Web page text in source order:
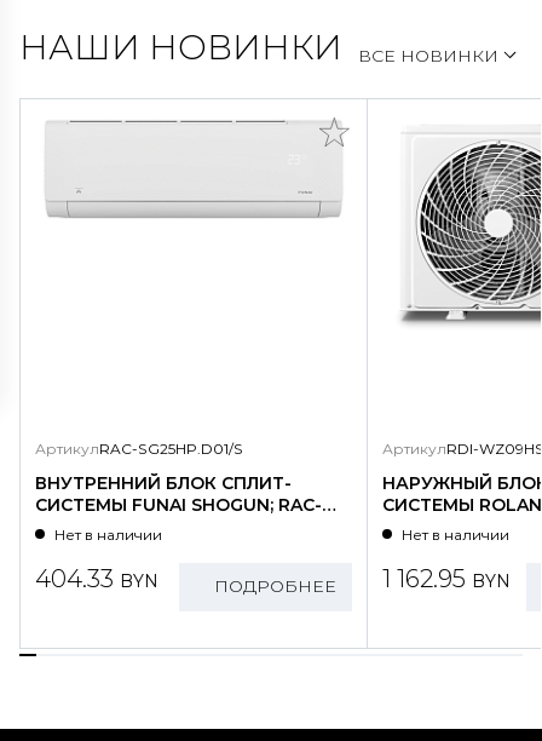
НАШИ НОВИНКИ ВСЕ НОВИНКИ
АртикулRAC-SG25HP.D01/S
ВНУТРЕННИЙ БЛОК СПЛИТ-
СИСТЕМЫ FUNAI SHOGUN; RAC-
SG25HP.D01/S
Нет в наличии
404.33 BYN ПОДРОБНЕЕ
АртикулRDI-
НАРУЖНЫЙ
СИСТЕМЫ
WZ09HSS/N1-
Нет в наличии
1 162.95 BYN